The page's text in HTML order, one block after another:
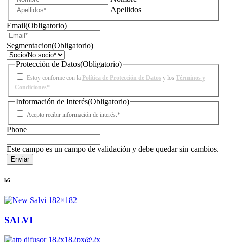
Apellidos
Email(Obligatorio)
Segmentacion(Obligatorio)
Protección de Datos(Obligatorio)
Estoy conforme con la Política de Protección de Datos y los Términos y
Condiciones*
Información de Interés(Obligatorio)
Acepto recibir información de interés.*
Phone
Este campo es un campo de validación y debe quedar sin cambios.
h6
SALVI